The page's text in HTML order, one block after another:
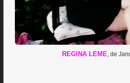
REGINA LEME, de